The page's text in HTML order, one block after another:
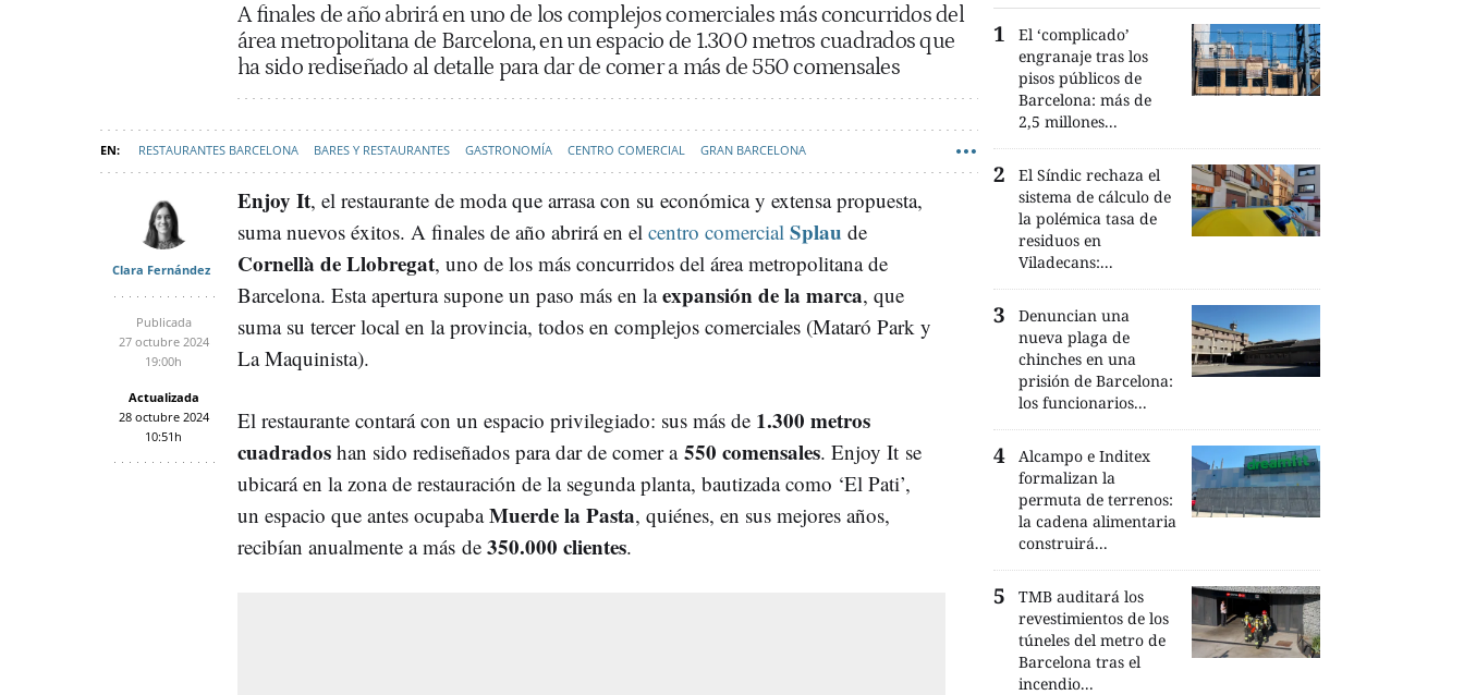
A finales de año abrirá en uno de los complejos comerciales más concurridos del
área metropolitana de Barcelona, en un espacio de 1.300 metros cuadrados que
ha sido rediseñado al detalle para dar de comer a más de 550 comensales
RESTAURANTES BARCELONA BARES Y RESTAURANTES GASTRONOMÍA CENTRO COMERCIAL GRAN BARCELONA
Clara Fernández
Publicada
27 octubre 2024
19:00h
Actualizada
28 octubre 2024
10:51h
Enjoy It, el restaurante de moda que arrasa con su económica y extensa propuesta,
suma nuevos éxitos. A finales de año abrirá en el centro comercial Splau de
Cornellà de Llobregat, uno de los más concurridos del área metropolitana de
Barcelona. Esta apertura supone un paso más en laexpansión de la marca, que
suma su tercer local en la provincia, todos en complejos comerciales (Mataró Park y
La Maquinista).
El restaurante contará con un espacio privilegiado: sus más de 1.300 metros
cuadrados han sido rediseñados para dar de comer a 550 comensales. Enjoy It se
ubicará en la zona de restauración de la segunda planta, bautizada como ‘El Pati’,
un espacio que antes ocupabaMuerde la Pasta, quiénes, en sus mejores años,
recibían anualmente a más de 350.000 clientes.
El ‘complicado’
engranaje tras los
pisos públicos de
Barcelona: más de
2,5 millones...
El Síndic rechaza el
sistema de cálculo de
la polémica tasa de
residuos en
Viladecans:...
Denuncian una
nueva plaga de
chinches en una
prisión de Barcelona:
los funcionarios...
Alcampo e Inditex
formalizan la
permuta de terrenos:
la cadena alimentaria
construirá...
TMB auditará los
revestimientos de los
túneles del metro de
Barcelona tras el
incendio...